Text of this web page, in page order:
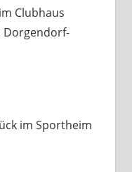
Clubhaus
Dorgendorf-
im Sportheim